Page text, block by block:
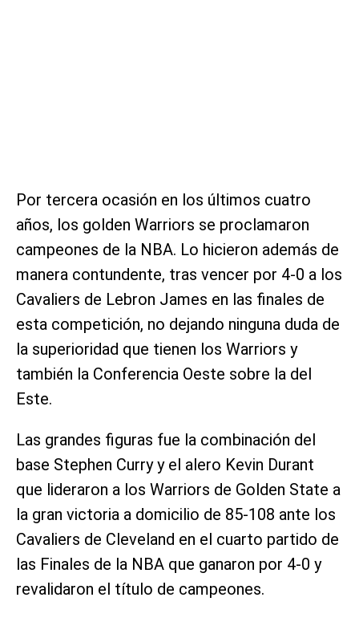
Por tercera ocasión en los últimos cuatro
años, los golden Warriors se proclamaron
campeones de la NBA. Lo hicieron además de
manera contundente, tras vencer por 4-0 a los
Cavaliers de Lebron James en las finales de
esta competición, no dejando ninguna duda de
la superioridad que tienen los Warriors y
también la Conferencia Oeste sobre la del
Este.
Las grandes figuras fue la combinación del
base Stephen Curry y el alero Kevin Durant
que lideraron a los Warriors de Golden State a
la gran victoria a domicilio de 85-108 ante los
Cavaliers de Cleveland en el cuarto partido de
las Finales de la NBA que ganaron por 4-0 y
revalidaron el título de campeones.